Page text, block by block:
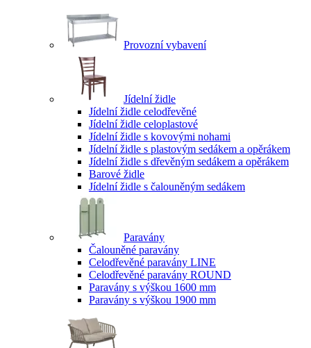
Provozní vybavení
Jídelní židle
Jídelní židle celodřevěné
Jídelní židle celoplastové
Jídelní židle s kovovými nohami
Jídelní židle s plastovým sedákem a opěrákem
Jídelní židle s dřevěným sedákem a opěrákem
Barové židle
Jídelní židle s čalouněným sedákem
Paravány
Čalouněné paravány
Celodřevěné paravány LINE
Celodřevěné paravány ROUND
Paravány s výškou 1600 mm
Paravány s výškou 1900 mm